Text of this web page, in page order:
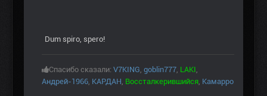
Dum spiro, spero!
Спасибо сказали: V7KING goblin777 LAKI
Андрей-1966 КАРДАН Воссталкерившийся Камарро